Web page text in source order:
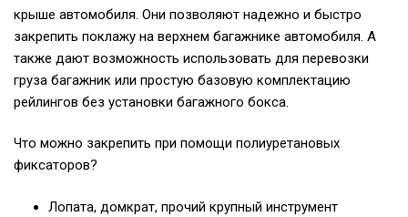
крыше автомобиля. Они позволяют надежно и быстро
закрепить поклажу на верхнем багажнике автомобиля. А
также дают возможность использовать для перевозки
груза багажник или простую базовую комплектацию
рейлингов без установки багажного бокса.
Что можно закрепить при помощи полиуретановых
фиксаторов?
Лопата, домкрат, прочий крупный инструмент